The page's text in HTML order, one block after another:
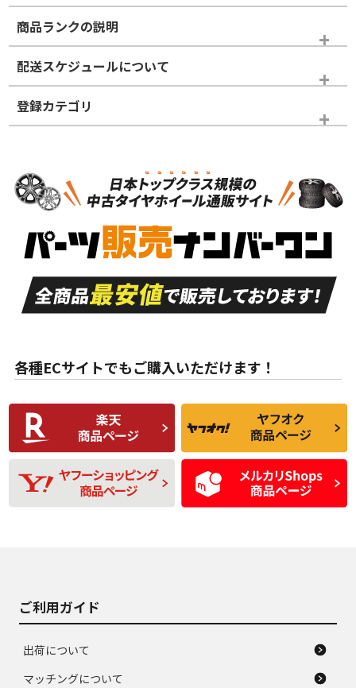
商品ランクの説明
※商品ランクは出品者の主観により判断しておりますので、あら
かじめご了承ください。
ホイールランク
S
品）
S
新車外し品（新古
付き
A
走行距離も少なく、
目立つ傷もほとんど
ない中古品
A
走行距離も少なく、
非常に状態の良い中
古品
な中古品
んどない中古品
C
使用感や傷があり、
比較的きれいな中古
品
C
偏磨耗・劣化は感じ
られるが、使用に問
題のない中古品
D
使用感や目立つ傷が
あり、一般的な中古
品
D
残り溝も少なく、偏
磨耗がみられ、短期
間使用できるくらい
の中古品
配送スケジュールについて
登録カテゴリ
スタッドレスタイヤホイールセット
各種ECサイトでもご購入いただけます！
ご利用ガイド
出荷について
マッチングについて